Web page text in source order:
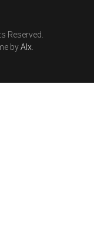
Reserved.
byAlx.